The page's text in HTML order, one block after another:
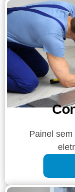
Painel